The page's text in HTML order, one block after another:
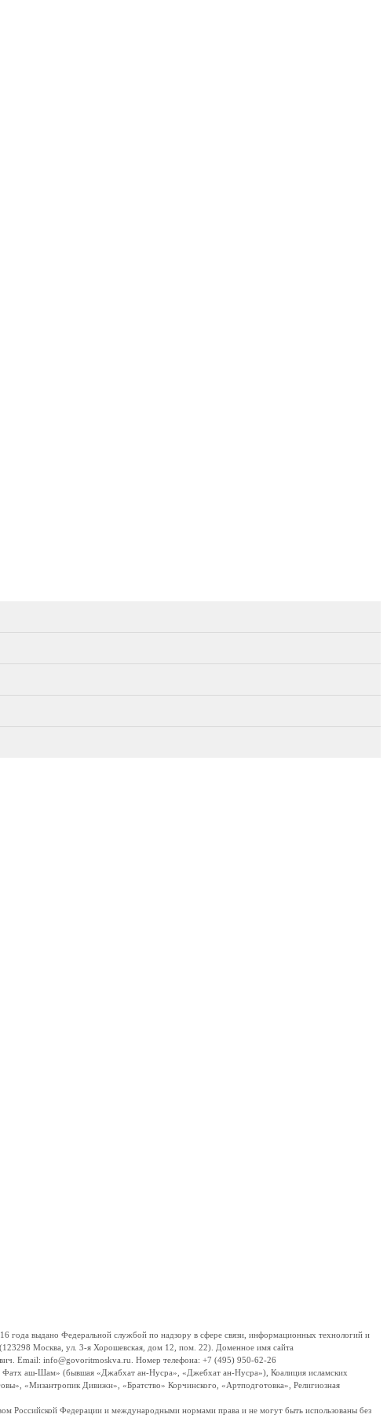
выдано Федеральной службой по надзору в сфере связи, информационных технологий и
Москва, ул. 3-я Хорошевская, дом 12, пом. 22). Доменное имя сайта
Email: info@govoritmoskva.ru. Номер телефона: +7 (495) 950-62-26
Фатх аш-Шам» (бывшая «Джабхат ан-Нусра», «Джебхат ан-Нусра»), Коалиция исламских
«Мизантропик Дивижн», «Братство» Корчинского, «Артподготовка», Религиозная
Российской Федерации и международными нормами права и не могут быть использованы без